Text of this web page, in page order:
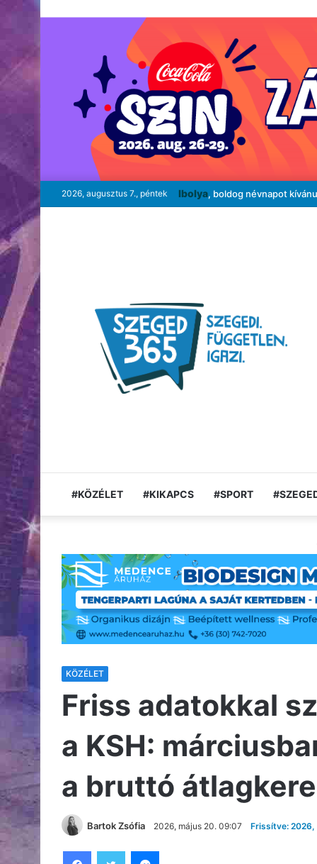
2026, augusztus 7., péntek Ibolya, boldog névnapot
#KÖZÉLET #KIKAPCS #SPORT
KÖZÉLET
Friss adatokkal
a KSH:
a bruttó
Bartok Zsófia 2026, május 20. 09:07 Frissítve: 2026,